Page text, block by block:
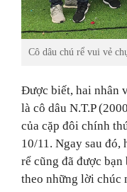
Cô dâu chú rể vui vẻ
Được biết, hai nhân
là cô dâu N.T.P
của cặp đôi chính
10/11. Ngay sau đó,
rể cũng đã được
theo những lời chúc